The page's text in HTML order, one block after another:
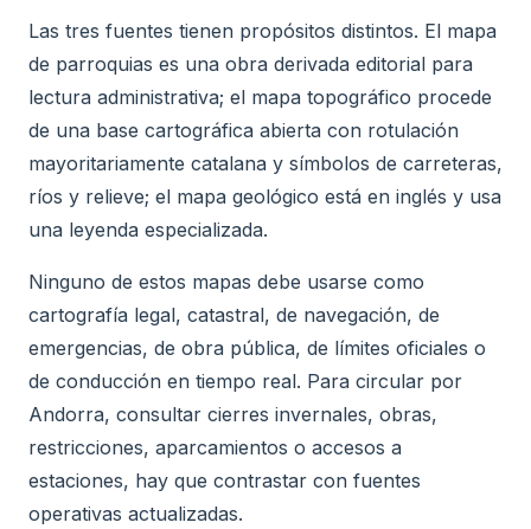
Las tres fuentes tienen propósitos distintos. El mapa
de parroquias es una obra derivada editorial para
lectura administrativa; el mapa topográfico procede
de una base cartográfica abierta con rotulación
mayoritariamente catalana y símbolos de carreteras,
ríos y relieve; el mapa geológico está en inglés y usa
una leyenda especializada.
Ninguno de estos mapas debe usarse como
cartografía legal, catastral, de navegación, de
emergencias, de obra pública, de límites oficiales o
de conducción en tiempo real. Para circular por
Andorra, consultar cierres invernales, obras,
restricciones, aparcamientos o accesos a
estaciones, hay que contrastar con fuentes
operativas actualizadas.